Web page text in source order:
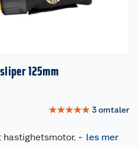
125mm
☆☆☆☆☆ 3omtaler
- les mer